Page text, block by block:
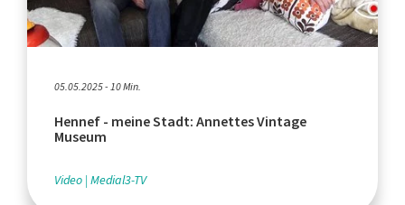
05.05.2025 - 10 Min.
Hennef - meine Stadt: Annettes Vintage
Museum
Video Medial3-TV